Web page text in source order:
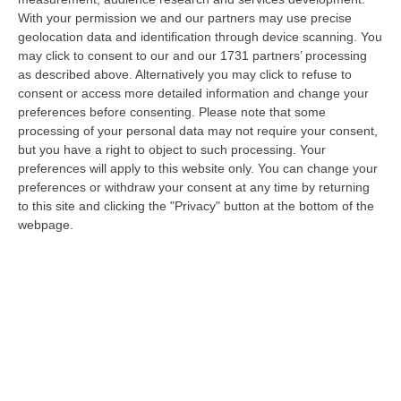
With your permission we and our partners may use precise
geolocation data and identification through device scanning. You
may click to consent to our and our 1731 partners’ processing
as described above. Alternatively you may click to refuse to
consent or access more detailed information and change your
preferences before consenting. Please note that some
processing of your personal data may not require your consent,
but you have a right to object to such processing. Your
preferences will apply to this website only. You can change your
preferences or withdraw your consent at any time by returning
to this site and clicking the "Privacy" button at the bottom of the
webpage.
Ciclovia Dei Parchi Della Calabria: Al Via La Messa In Sicurezza
Del Tratto Fabrizia – Serra San Bruno
“SERRA SAN BRUNO Partono i lavori di riqualificazione e miglioramento
della sicurezza lungo la Ciclovia dei Parchi della Calabria, concentra…
05 Agosto, 21:56
Tari, Senese: «Rendere Efficiente Il Sistema Per Ridurre I Costi
Per I Cittadini E Aumentare I Salari»
“CATANZARO A Lamezia Terme la Tari aumenta del 6,2% per le famiglie e
del 17% per le imprese; a Crotone del 6,9%; a Catanzaro dell’1,63%. A…
05 Agosto, 21:23